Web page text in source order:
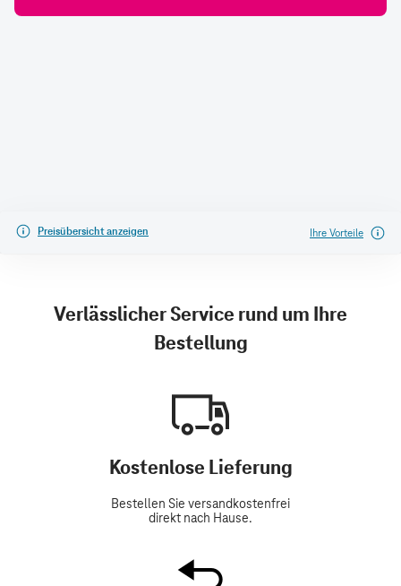
Preisübersicht anzeigen Ihre Vorteile